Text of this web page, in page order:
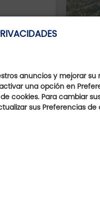
anuncios y mejorar
una opción en
cookies. Para cambiar
sus Preferencias de